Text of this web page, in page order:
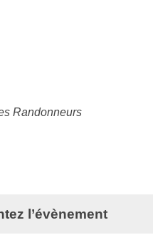
Randonneurs
l’évènement